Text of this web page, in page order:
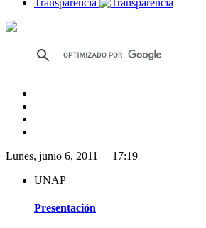
Lunes, junio 6, 2011 17:19
UNAP
Presentación